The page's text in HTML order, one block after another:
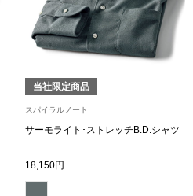
シャツワンピ
チュニック
ボトムス
当社限定商品
スパイラルノート
サーモライト･ストレッチB.D.シャツ
18,150円